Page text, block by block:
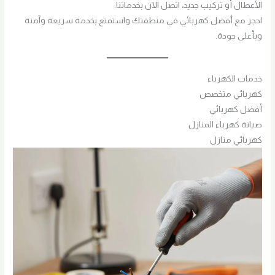
الأعطال أو تركيب جديد، اتصل الآن بخدماتنا.
احجز مع أفضل كهربائي في منطقتك واستمتع بخدمة سريعة وآمنة
وبأعلى جودة.
خدمات الكهرباء
كهربائي متخصص
أفضل كهربائي
صيانة كهرباء المنازل
كهربائي منازل